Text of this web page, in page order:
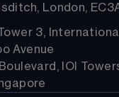
London,
3,
Avenue
IOI